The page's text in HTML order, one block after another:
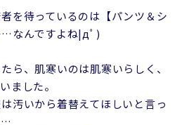
を待っているのは【パンツ＆シ
…なんですよね|дﾟ)
ら、肌寒いのは肌寒いらしく、
ました。
汚いから着替えてほしいと言っ
…